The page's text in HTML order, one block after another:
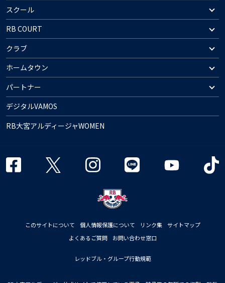
スクール
RB COURT
クラブ
ホームタウン
パートナー
デジタルVAMOS
RB大宮アルディージャWOMEN
このサイトについて 個人情報保護について リンク集
サイトマップ
よくあるご質問
お問い合わせ窓口
レッドブル・グループ行動規範